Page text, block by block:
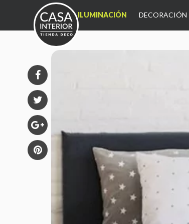
INICIO
PRODUCTOS
DECO
SILLONES
MUEBLES
ALMOHADONES
MESA
ALFOMBRAS
DORMITORIO
INICIO ILUMINACIÓN DECORACIÓN